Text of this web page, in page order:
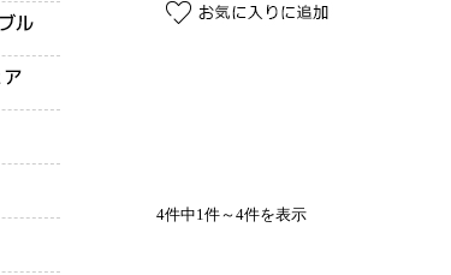
4件中1件～4件を表示